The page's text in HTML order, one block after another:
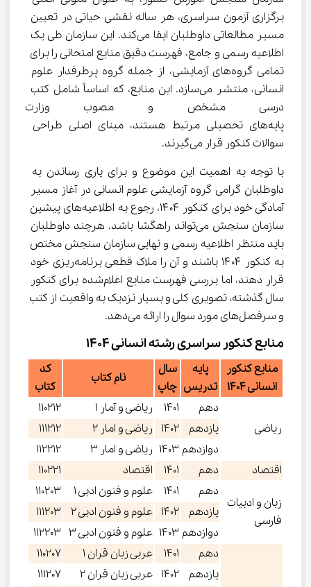
برگزاری آزمون سراسری، هر ساله نقشی حیاتی در تعیین
مسیر مطالعاتی داوطلبان ایفا می‌کند. این سازمان طی یک
اطلاعیه رسمی و جامع، فهرست دقیق منابع امتحانی را برای
تمامی گروه‌های آزمایشی، از جمله گروه پرطرفدار علوم
انسانی، منتشر می‌سازد. این منابع، که اساساً شامل کتب
درسی مشخص و مصوب وزارت
پایه‌های تحصیلی مرتبط هستند، مبنای اصلی طراحی
سوالات کنکور قرار می‌گیرند.
با توجه به اهمیت این موضوع و برای یاری رساندن به
داوطلبان گرامی گروه آزمایشی علوم انسانی در آغاز مسیر
آمادگی خود برای کنکور ۱۴۰۴، رجوع به اطلاعیه‌های پیشین
سازمان سنجش می‌تواند راهگشا باشد. هرچند داوطلبان
باید منتظر اطلاعیه رسمی و نهایی سازمان سنجش مختص
به کنکور ۱۴۰۴ باشند و آن را ملاک قطعی برنامه‌ریزی خود
قرار دهند، اما بررسی فهرست منابع اعلام‌شده برای کنکور
سال گذشته، تصویری کلی و بسیار نزدیک به واقعیت از کتب
و سرفصل‌های مورد سوال را ارائه می‌دهد.
منابع کنکور سراسری رشته انسانی 1404
منابع کنکور
انسانی 1404
پایه
تدریس
سال
چاپ
نام کتاب
کد
کتاب
ریاضی
دهم 1401 ریاضی و آمار 1
110212
یازدهم
1402 ریاضی و امار 2
111212
دوازدهم 1403 ریاضی و امار 3
112212
اقتصاد
دهم 1401 اقتصاد 110221
زبان و ادبیات
فارسی
دهم 1401 علوم و فنون ادبی 1
110203
یازدهم
1402 علوم و فنون ادبی 2
111203
دوازدهم 1403 علوم و فنون ادبی 3 112203
دهم 1401 عربی زبان قران 1
110207
یازدهم
1402 عربی زبان قران 2
111207